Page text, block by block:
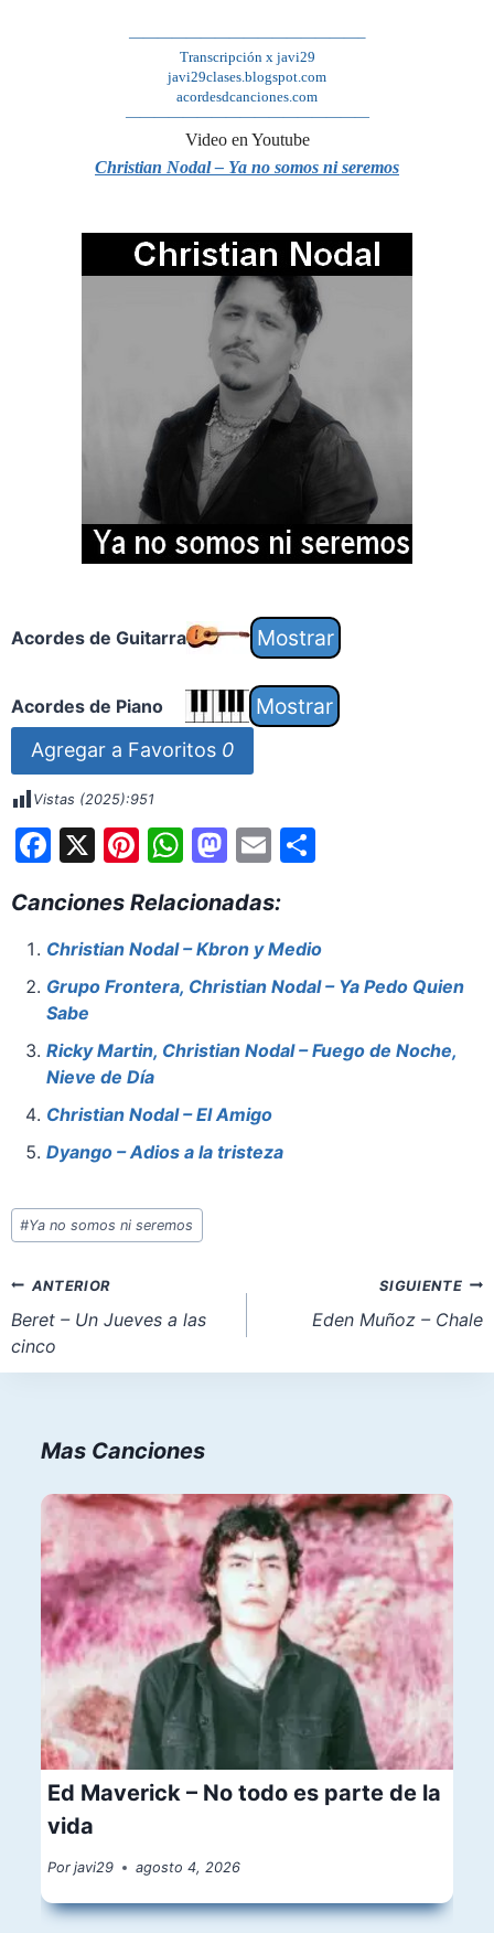
————————————————–
Transcripción x javi29
javi29clases.blogspot.com
acordesdcanciones.com
—————————————————
Video en Youtube
Christian Nodal – Ya no somos ni seremos
Acordes de Guitarra
Acordes de Piano
Agregar a Favoritos 0
Vistas (2025):951
F
c
e
b
o
o
k
X Pi
er
e
st
W
at
s
A
p
M
st
o
d
n
E
ai
l
S
e
Canciones Relacionadas:
Christian Nodal – Kbron y Medio
Grupo Frontera, Christian Nodal – Ya Pedo Quien
Sabe
Ricky Martin, Christian Nodal – Fuego de Noche,
Nieve de Día
Christian Nodal – El Amigo
Dyango – Adios a la tristeza
Etiquetas
de
entrada:
#Ya no somos ni seremos
Navegación
de
entradas
ANTERIOR
Beret – Un Jueves a las
cinco
SIGUIENTE
Eden Muñoz – Chale
Mas Canciones
Ed Maverick – No todo es parte de la
vida
Por javi29 agosto 4, 2026